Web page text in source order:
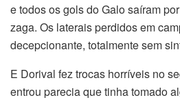
e todos os gols do Galo saíram
zaga. Os laterais perdidos em
decepcionante, totalmente sem
E Dorival fez trocas horríveis no
entrou parecia que tinha tomado